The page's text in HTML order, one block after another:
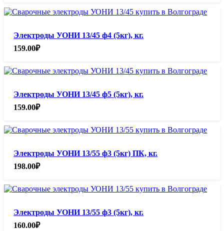
Электроды УОНИ 13/45 ф4 (5кг), кг.
159.00₽
Электроды УОНИ 13/45 ф5 (5кг), кг.
159.00₽
Электроды УОНИ 13/55 ф3 (5кг) ПК, кг.
198.00₽
Электроды УОНИ 13/55 ф3 (5кг), кг.
160.00₽